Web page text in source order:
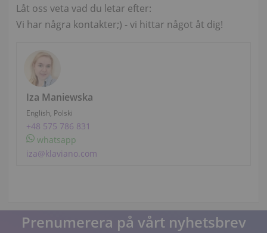
Låt oss veta vad du letar efter:
Vi har några kontakter;) - vi hittar något åt ​​dig!
Iza Maniewska
English, Polski
+48 575 786 831
whatsapp
iza@klaviano.com
Prenumerera på vårt nyhetsbrev